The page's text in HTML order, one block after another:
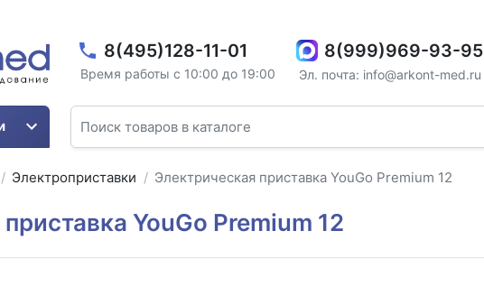
8(495)128-11-01
Время работы с 10:00 до 19:00
8(999)969-93-95
Эл. почта: info@arkont-med.ru
Электроприставки Электрическая приставка YouGo Premium 12
YouGo Premium 12